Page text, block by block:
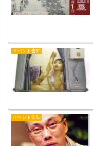
イベント告知
イベント告知